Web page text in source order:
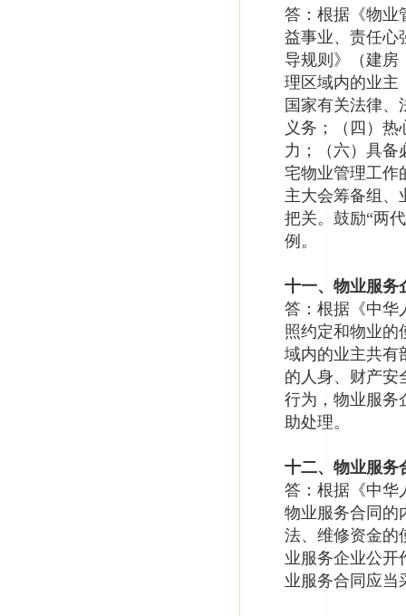
答：根据《物业
益事业、责任心
导规则》（建房
理区域内的业主
国家有关法律
义务；（四）
力；（六）具备
宅物业管理工作
主大会筹备组、
把关。鼓励“两
例。
十一、物业服务
答：根据《中华
照约定和物业的
域内的业主共有
的人身、财产安
行为，物业服务
助处理。
十二、物业服务
答：根据《中华
物业服务合同的
法、维修资金的
业服务企业公开
业服务合同应当